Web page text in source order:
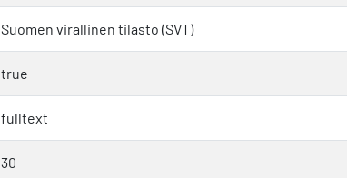
Suomen virallinen tilasto (SVT)
true
fulltext
30